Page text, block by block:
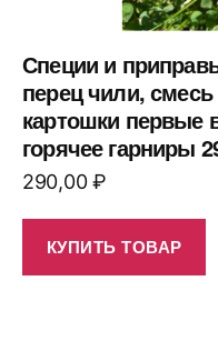
Специи и
перец чили,
картошки первые
горячее гарниры
290,00₽
КУПИТЬ ТОВАР